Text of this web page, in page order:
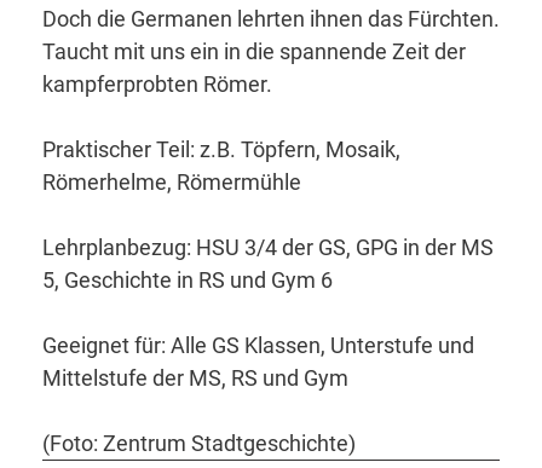
Doch die Germanen lehrten ihnen das Fürchten.
Taucht mit uns ein in die spannende Zeit der
kampferprobten Römer.
Praktischer Teil: z.B. Töpfern, Mosaik,
Römerhelme, Römermühle
Lehrplanbezug: HSU 3/4 der GS, GPG in der MS
5, Geschichte in RS und Gym 6
Geeignet für: Alle GS Klassen, Unterstufe und
Mittelstufe der MS, RS und Gym
(Foto: Zentrum Stadtgeschichte)